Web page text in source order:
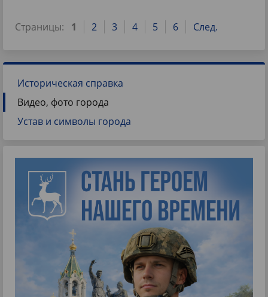
Страницы: 1 2 3 4 5 6 След.
Историческая справка
Видео, фото города
Устав и символы города